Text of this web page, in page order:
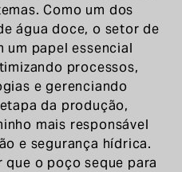
Como um dos
água doce, o setor de
um papel essencial
processos,
e gerenciando
da produção,
mais responsável
e segurança hídrica.
que o poço seque para